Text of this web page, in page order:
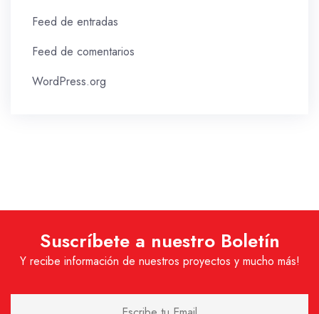
Feed de entradas
Feed de comentarios
WordPress.org
Suscríbete a nuestro Boletín
Y recibe información de nuestros proyectos y mucho más!